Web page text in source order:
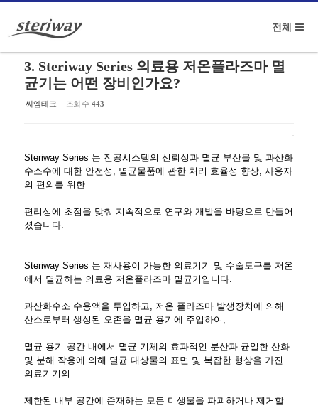
전체
3. Steriway Series 의료용 저온플라즈마 멸
균기는 어떤 장비인가요?
씨엠테크 조회 수 443
Steriway Series 는 진공시스템의 신뢰성과 멸균 부산물 및 과산화
수소수에 대한 안전성, 멸균물품에 관한 처리 효율성 향상, 사용자
의 편의를 위한
편리성에 초점을 맞춰 지속적으로 연구와 개발을 바탕으로 만들어
졌습니다.
Steriway Series 는 재사용이 가능한 의료기기 및 수술도구를 저온
에서 멸균하는 의료용 저온플라즈마 멸균기입니다.
과산화수소 수용액을 투입하고, 저온 플라즈마 발생장치에 의해
산소로부터 생성된 오존을 멸균 용기에 주입하여,
멸균 용기 공간 내에서 멸균 기체의 효과적인 분산과 균일한 산화
및 분해 작용에 의해 멸균 대상물의 표면 및 복잡한 형상을 가진
의료기기의
제한된 내부 공간에 존재하는 모든 미생물을 파괴하거나 제거할
Sketchbook5, 스케치북5
Sketchbook5, 스케치북5